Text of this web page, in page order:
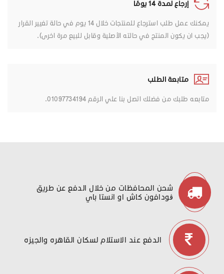
إرجاع لمدة 14 يومًا
يمكنك عمل طلب استرجاع للمنتجات خلال 14 يوم في حالة تغيير القرار
(يجب ان يكون المنتج في حالته الأصلية وقابل للبيع مرة اخرى).
متابعة الطلب
متابعه طلبك من فضلك اتصل بنا علي الرقم 01097734194.
شحن المحافظات من خلال الدفع عن طريق
ڤودافون كاش او انستا باي
الدفع عند الاستلام لسكان القاهره والجيزه